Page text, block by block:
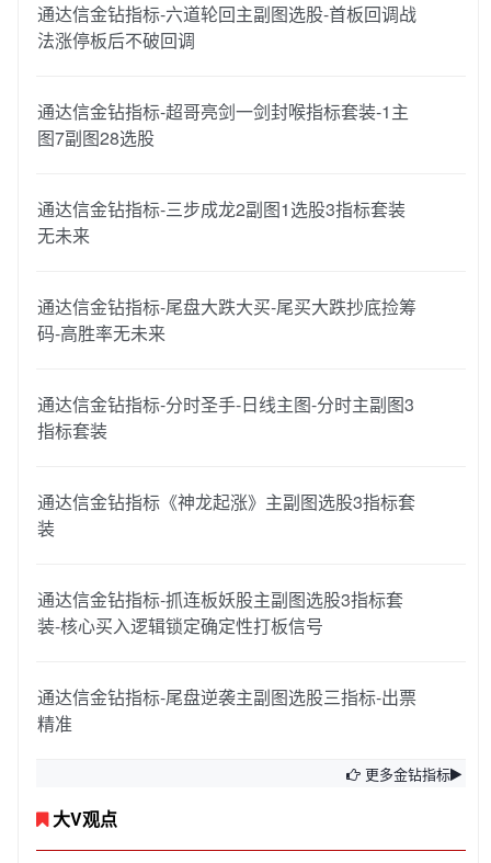
通达信金钻指标-六道轮回主副图选股-首板回调战
法涨停板后不破回调
通达信金钻指标-超哥亮剑一剑封喉指标套装-1主
图7副图28选股
通达信金钻指标-三步成龙2副图1选股3指标套装
无未来
通达信金钻指标-尾盘大跌大买-尾买大跌抄底捡筹
码-高胜率无未来
通达信金钻指标-分时圣手-日线主图-分时主副图3
指标套装
通达信金钻指标《神龙起涨》主副图选股3指标套
装
通达信金钻指标-抓连板妖股主副图选股3指标套
装-核心买入逻辑锁定确定性打板信号
通达信金钻指标-尾盘逆袭主副图选股三指标-出票
精准
更多金钻指标
大V观点